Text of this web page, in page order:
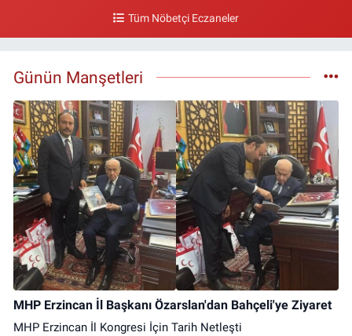
Tüm Nöbetçi Eczaneler
Günün Manşetleri
MHP Erzincan İl Başkanı Özarslan'dan Bahçeli'ye Ziyaret
MHP Erzincan İl Kongresi İçin Tarih Netleşti